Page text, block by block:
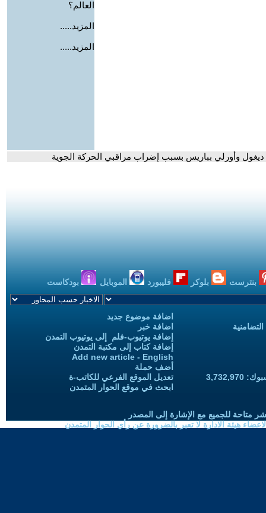
العالم؟
المزيد.....
المزيد.....
وأورلي بباريس بسبب إضراب مراقبي الحركة الجوية
بنترست بلوكر فليبورد الموبايل بودكاست
اضافة موضوع جديد
اضافة خبر
إضافة يوتيوب-فلم إلى يوتيوب التمدن
إضافة كتاب إلى مكتبة التمدن
Add new article - English
أضف حملة
تعديل الموقع الفرعي للكاتب-ة
ابحث في موقع الحوار المتمدن
متاحة للجميع مع الإشارة إلى المصدر
هيئة الادارة لا تعبر بالضرورة عن رأي الحوار المتمدن